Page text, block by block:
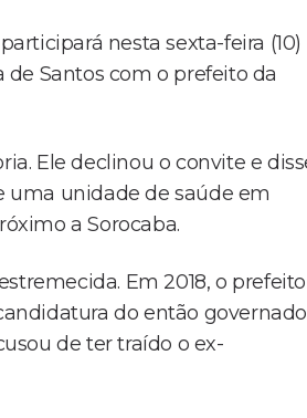
nesta sexta-feira (10)
Santos com o prefeito da
Ele declinou o convite e
uma unidade de saúde em
a Sorocaba.
Em 2018, o prefeito
do então
de ter traído o ex-